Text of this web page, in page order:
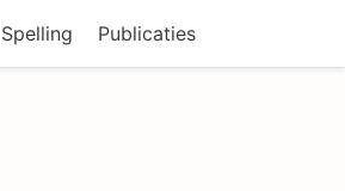
Spelling Publicaties